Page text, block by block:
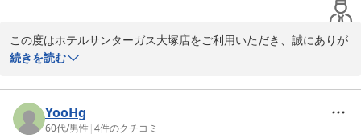
この度はホテルサンターガス大塚店をご利用いただき、誠にありが
とうございます。
「狭いけれど便利」「割り切れる方には最適」とのお言葉を頂戴
し、当館の特徴をご理解いただいたうえでご利用くださっているこ
と、大変嬉しく拝読いたしました。
続きを読む
YooHg
60代/男性 |4件のクチコミ